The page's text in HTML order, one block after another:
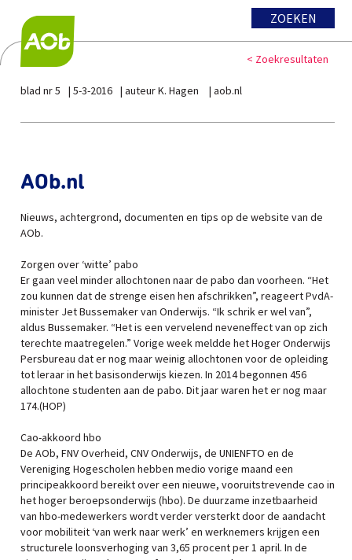
ZOEKEN
< Zoekresultaten
blad nr 5 5-3-2016 auteur K. Hagen aob.nl
AOb.nl
Nieuws, achtergrond, documenten en tips op de website van de
AOb.
Zorgen over ‘witte’ pabo
Er gaan veel minder allochtonen naar de pabo dan voorheen. “Het
zou kunnen dat de strenge eisen hen afschrikken”, reageert PvdA-
minister Jet Bussemaker van Onderwijs. “Ik schrik er wel van”,
aldus Bussemaker. “Het is een vervelend neveneffect van op zich
terechte maatregelen.” Vorige week meldde het Hoger Onderwijs
Persbureau dat er nog maar weinig allochtonen voor de opleiding
tot leraar in het basisonderwijs kiezen. In 2014 begonnen 456
allochtone studenten aan de pabo. Dit jaar waren het er nog maar
174.(HOP)
Cao-akkoord hbo
De AOb, FNV Overheid, CNV Onderwijs, de UNIENFTO en de
Vereniging Hogescholen hebben medio vorige maand een
principeakkoord bereikt over een nieuwe, vooruitstrevende cao in
het hoger beroepsonderwijs (hbo). De duurzame inzetbaarheid
van hbo-medewerkers wordt verder versterkt door de aandacht
voor mobiliteit ‘van werk naar werk’ en werknemers krijgen een
structurele loonsverhoging van 3,65 procent per 1 april. In de